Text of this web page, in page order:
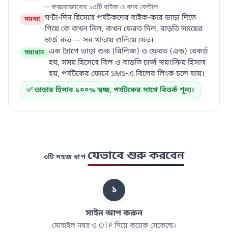
— কক্সবাজারের ১৫টি বাইক ও কার রেন্টাল
সমস্যা ঘণ্টা-দিন হিসেবে পর্যটকদের বাইক-কার ভাড়া দিতে
গিয়ে কে কখন নিল, কখন ফেরত দিল, বাড়তি সময়ের
চার্জ কত — সব খাতায় গুলিয়ে যেত।
সমাধান এক ট্যাপে ভাড়া শুরু (রিলিজ) ও ফেরত (এন্ড) রেকর্ড
হয়, সময় হিসেবে বিল ও বাড়তি চার্জ স্বয়ংক্রিয় হিসাব
হয়, পর্যটকের ফোনে SMS-এ বিলের লিংক চলে যায়।
✅ ভাড়ার হিসাব ১০০% স্বচ্ছ, পর্যটকের সাথে বিতর্ক শূন্য।
৩টি সহজ ধাপ যেভাবে শুরু করবেন
১
সাইন আপ করুন
মোবাইল নম্বর ও OTP দিয়ে কয়েক সেকেন্ডে।